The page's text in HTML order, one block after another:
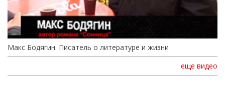
Макс Бодягин. Писатель о литературе и жизни
еще видео